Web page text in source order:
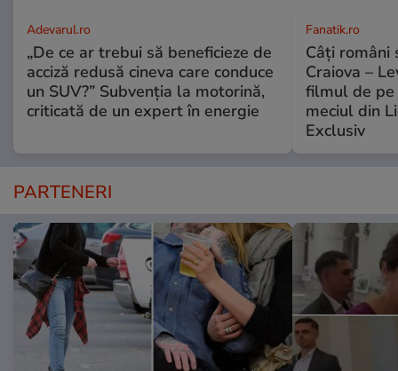
Adevarul.ro
„De ce ar trebui să beneficieze de
acciză redusă cineva care conduce
un SUV?” Subvenția la motorină,
criticată de un expert în energie
Fanatik.ro
Câți români
Craiova –
filmul de pe
meciul din
Exclusiv
PARTENERI